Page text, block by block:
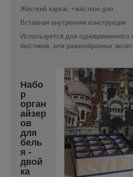
Жёсткий каркас +жёсткое дно
Вставная внутренняя конструкция
Используется для одновременного
бюстиков, или разнообразных
Набо
р
орган
айзер
ов
для
бель
я -
двой
ка